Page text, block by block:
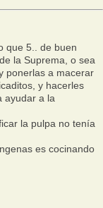
que 5.. de buen
la Suprema, o sea
ponerlas a macerar
y hacerles
ayudar a la
la pulpa no tenía
es cocinando